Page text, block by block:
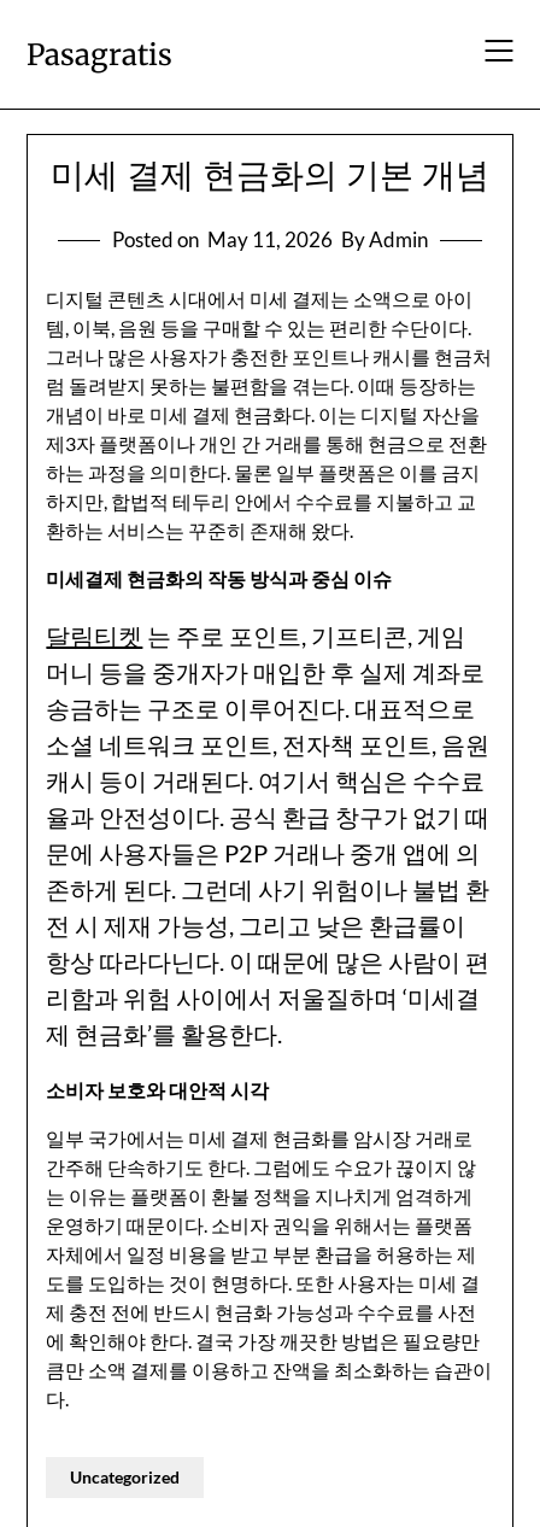
content
Pasagratis
미세 결제 현금화의 기본 개념
Posted on May 11, 2026 By Admin
디지털 콘텐츠 시대에서 미세 결제는 소액으로 아이
템, 이북, 음원 등을 구매할 수 있는 편리한 수단이다.
그러나 많은 사용자가 충전한 포인트나 캐시를 현금처
럼 돌려받지 못하는 불편함을 겪는다. 이때 등장하는
개념이 바로 미세 결제 현금화다. 이는 디지털 자산을
제3자 플랫폼이나 개인 간 거래를 통해 현금으로 전환
하는 과정을 의미한다. 물론 일부 플랫폼은 이를 금지
하지만, 합법적 테두리 안에서 수수료를 지불하고 교
환하는 서비스는 꾸준히 존재해 왔다.
미세결제 현금화의 작동 방식과 중심 이슈
달림티켓 는 주로 포인트, 기프티콘, 게임
머니 등을 중개자가 매입한 후 실제 계좌로
송금하는 구조로 이루어진다. 대표적으로
소셜 네트워크 포인트, 전자책 포인트, 음원
캐시 등이 거래된다. 여기서 핵심은 수수료
율과 안전성이다. 공식 환급 창구가 없기 때
문에 사용자들은 P2P 거래나 중개 앱에 의
존하게 된다. 그런데 사기 위험이나 불법 환
전 시 제재 가능성, 그리고 낮은 환급률이
항상 따라다닌다. 이 때문에 많은 사람이 편
리함과 위험 사이에서 저울질하며 ‘미세결
제 현금화’를 활용한다.
소비자 보호와 대안적 시각
일부 국가에서는 미세 결제 현금화를 암시장 거래로
간주해 단속하기도 한다. 그럼에도 수요가 끊이지 않
는 이유는 플랫폼이 환불 정책을 지나치게 엄격하게
운영하기 때문이다. 소비자 권익을 위해서는 플랫폼
자체에서 일정 비용을 받고 부분 환급을 허용하는 제
도를 도입하는 것이 현명하다. 또한 사용자는 미세 결
제 충전 전에 반드시 현금화 가능성과 수수료를 사전
에 확인해야 한다. 결국 가장 깨끗한 방법은 필요량만
큼만 소액 결제를 이용하고 잔액을 최소화하는 습관이
다.
Uncategorized